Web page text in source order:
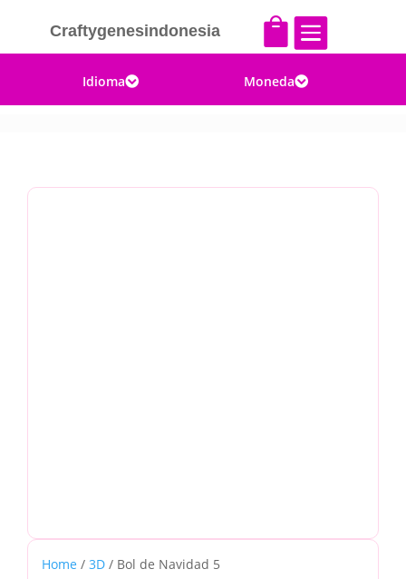
Craftygenesindonesia  
Idioma Moneda
Home / 3D / Bol de Navidad 5